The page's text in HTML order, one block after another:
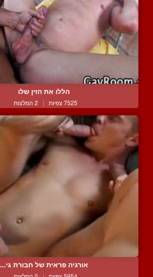
הללו את הזין שלו
7525 צפיות | 2 המלצות
אורגיה פראית של חבורת גי...